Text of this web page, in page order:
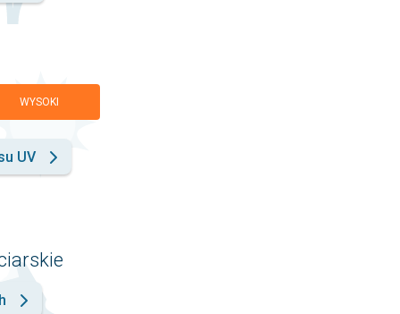
WYSOKI
UV